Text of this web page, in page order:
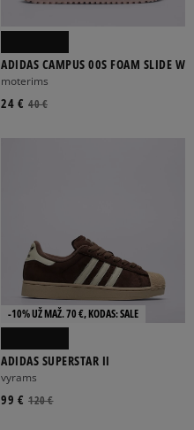
ADIDAS CAMPUS 00S FOAM SLIDE W
moterims
40 €
24 €
-10% UŽ MAŽ. 70 €, KODAS: SALE
ADIDAS SUPERSTAR II
vyrams
120 €
99 €